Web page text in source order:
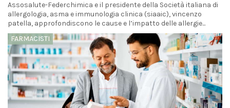
Assosalute-Federchimica e il presidente della Società italiana di
allergologia, asma e immunologia clinica (siaaic), vincenzo
patella, approfondiscono le cause e l’impatto delle allergie...
FARMACISTI